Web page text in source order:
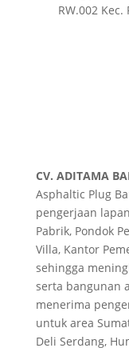
RW.002
CV. ADITAMA
Asphaltic Plug
pengerjaan
Pabrik, Pondok
Villa, Kantor
sehingga
serta bangunan
menerima
untuk area
Deli Serdang,